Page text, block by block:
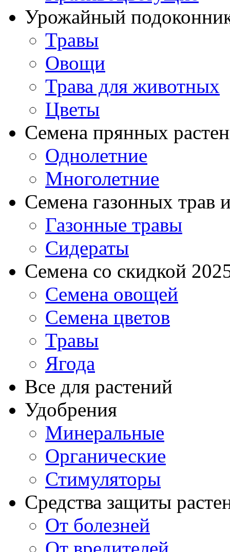
Урожайный
Травы
Овощи
Трава для животных
Цветы
Семена прянных
Однолетние
Многолетние
Семена газонных трав
Газонные травы
Сидераты
Семена со скидкой
Семена овощей
Семена цветов
Травы
Ягода
Все для растений
Удобрения
Минеральные
Органические
Стимуляторы
Средства защиты
От болезней